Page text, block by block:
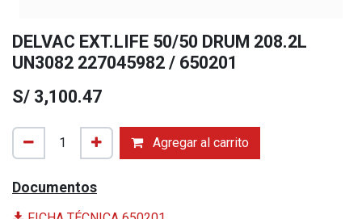
DELVAC EXT.LIFE 50/50 DRUM 208.2L
UN3082 227045982 / 650201
S/ 3,100.47
Agregar al carrito
Documentos